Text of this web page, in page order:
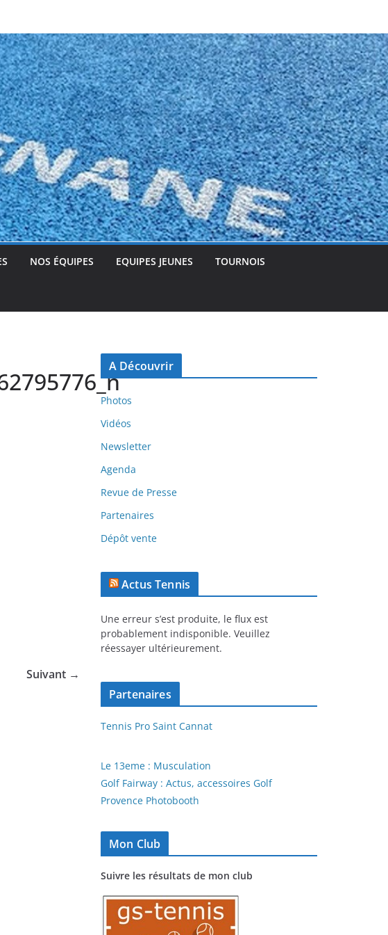
NOS ÉQUIPES EQUIPES JEUNES TOURNOIS
Suivant →
A Découvrir
Photos
Vidéos
Newsletter
Agenda
Revue de Presse
Partenaires
Dépôt vente
Actus Tennis
Une erreur s’est produite, le flux est
probablement indisponible. Veuillez
réessayer ultérieurement.
Partenaires
Tennis Pro Saint Cannat
Le 13eme : Musculation
Golf Fairway : Actus, accessoires Golf
Provence Photobooth
Mon Club
Suivre les résultats de mon club